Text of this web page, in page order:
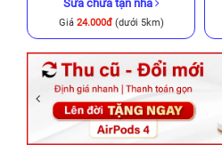
Sửa chữa tận nhà
Giá 24.000đ(dưới 5km)